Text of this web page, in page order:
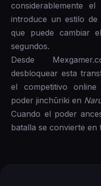
considerablemente
introduce un estilo
que puede cambiar
segundos.
Desde
desbloquear esta
el competitivo
poder jinchūriki en
Cuando el poder
batalla se convierte en